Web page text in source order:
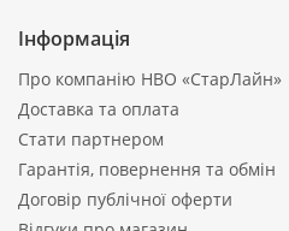
Інформація
Про компанію НВО «СтарЛайн»
Доставка та оплата
Стати партнером
Гарантія, повернення та обмін
Договір публічної оферти